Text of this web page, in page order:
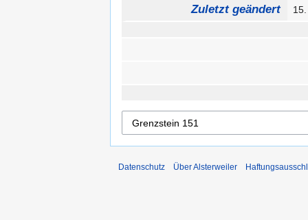
Zuletzt geändert
Datenschutz Über Alsterweiler